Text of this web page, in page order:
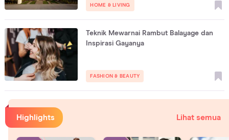
HOME & LIVING
Teknik Mewarnai Rambut Balayage dan
Inspirasi Gayanya
FASHION & BEAUTY
Highlights Lihat semua